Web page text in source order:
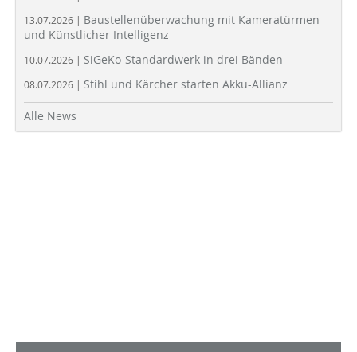
13.07.2026 | Baustellenüberwachung mit Kameratürmen
und Künstlicher Intelligenz
10.07.2026 | SiGeKo-Standardwerk in drei Bänden
08.07.2026 | Stihl und Kärcher starten Akku-Allianz
Alle News